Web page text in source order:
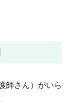
師さん）がいら